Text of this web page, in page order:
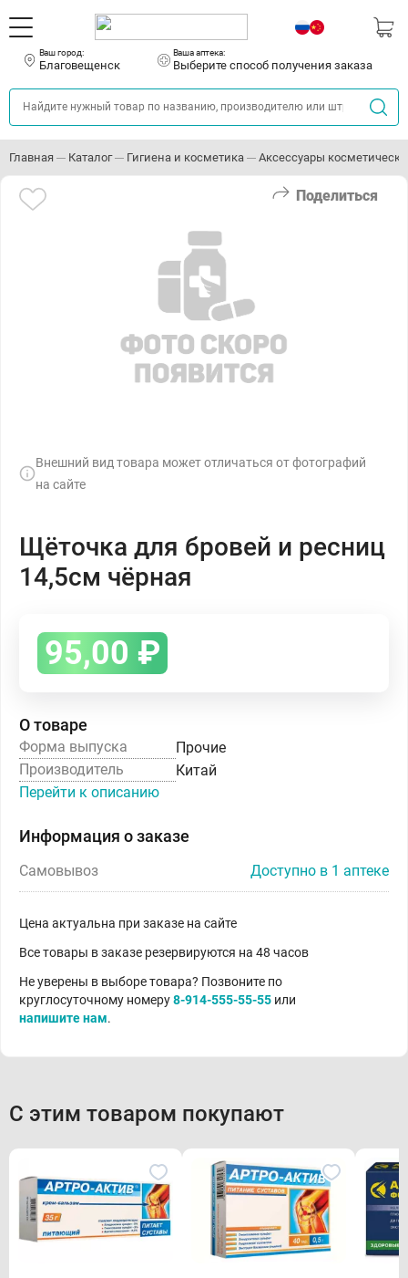
Ваш город:
Благовещенск
Ваша аптека:
Выберите способ получения заказа
Главная Каталог Гигиена и косметика Аксессуары
Поделиться
Внешний вид товара может отличаться от фотографий
на сайте
Щёточка для бровей и ресниц
14,5см чёрная
95,00 ₽
О товаре
Форма выпуска
Прочие
Производитель
Китай
Перейти к описанию
Информация о заказе
Самовывоз Доступно в 1 аптеке
Цена актуальна при заказе на сайте
Все товары в заказе резервируются на 48 часов
Не уверены в выборе товара? Позвоните по
круглосуточному номеру8-914-555-55-55 или
напишите нам.
С этим товаром покупают